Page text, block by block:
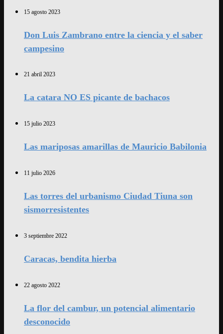
15 agosto 2023
Don Luis Zambrano entre la ciencia y el saber
campesino
21 abril 2023
La catara NO ES picante de bachacos
15 julio 2023
Las mariposas amarillas de Mauricio Babilonia
11 julio 2026
Las torres del urbanismo Ciudad Tiuna son
sismorresistentes
3 septiembre 2022
Caracas, bendita hierba
22 agosto 2022
La flor del cambur, un potencial alimentario
desconocido